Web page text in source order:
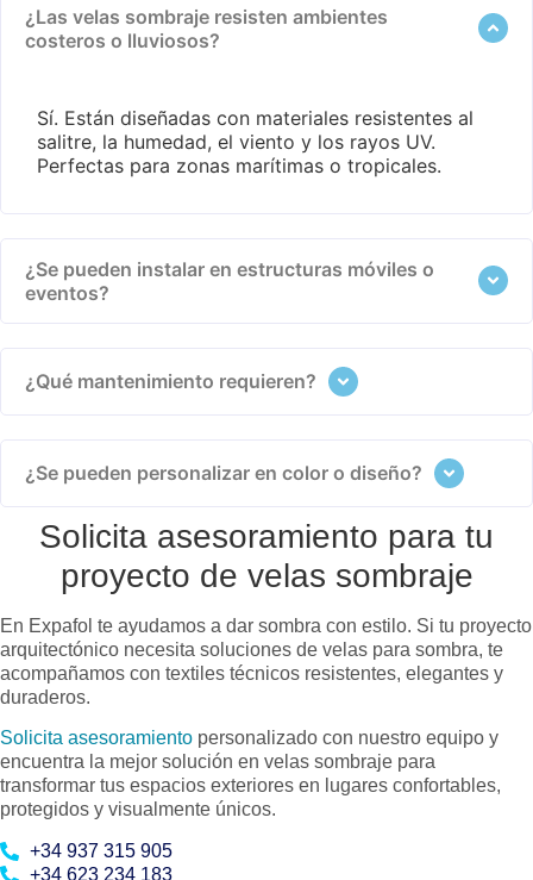
¿Las velas sombraje resisten ambientes
costeros o lluviosos?
Sí. Están diseñadas con materiales resistentes al
salitre, la humedad, el viento y los rayos UV.
Perfectas para zonas marítimas o tropicales.
¿Se pueden instalar en estructuras móviles o
eventos?
¿Qué mantenimiento requieren?
¿Se pueden personalizar en color o diseño?
Solicita asesoramiento para tu
proyecto de velas sombraje
En Expafol te ayudamos a dar sombra con estilo. Si tu proyecto
arquitectónico necesita soluciones de velas para sombra, te
acompañamos con textiles técnicos resistentes, elegantes y
duraderos.
Solicita asesoramiento personalizado con nuestro equipo y
encuentra la mejor solución en velas sombraje para
transformar tus espacios exteriores en lugares confortables,
protegidos y visualmente únicos.
+34 937 315 905
+34 623 234 183